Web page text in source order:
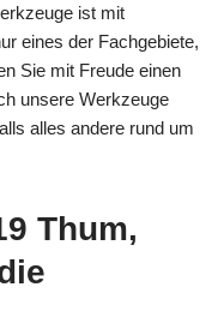
ist mit
eines der Fachgebiete,
Sie mit Freude einen
unsere Werkzeuge
alles andere rund um
Thum,